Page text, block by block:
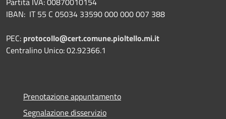
IBAN: IT 55 C 05034 33590 000 000 007 388
PEC: protocollo@cert.comune.pioltello.mi.it
Centralino Unico: 02.92366.1
Prenotazione appuntamento
Segnalazione disservizio